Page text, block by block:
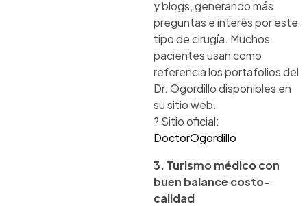
y blogs, generando más
preguntas e interés por este
tipo de cirugía. Muchos
pacientes usan como
referencia los portafolios del
Dr. Ogordillo disponibles en
su sitio web.
? Sitio oficial:
DoctorOgordillo
3. Turismo médico con
buen balance costo-
calidad